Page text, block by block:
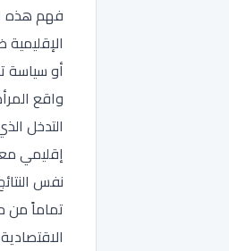
فهم هذه
أو
واقع
التدخل
إقليمي
نفس
تماماً من